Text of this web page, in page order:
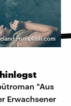
| unsplash.com
"Aus
Erwachsener